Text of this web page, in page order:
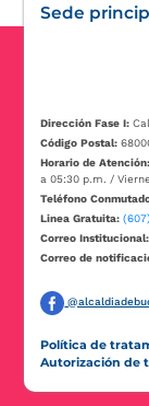
Sede
Dirección Fase I:
Código Postal:
Horario de Atención:
a 05:30 p.m. /
Teléfono
Linea Gratuita:
Correo Institucional:
Correo de
Política de
Autorización de